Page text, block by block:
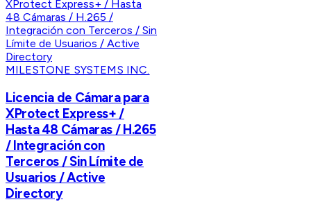
MILESTONE SYSTEMS INC.
Licencia de Cámara para
XProtect Express+ /
Hasta 48 Cámaras / H.265
/ Integración con
Terceros / Sin Límite de
Usuarios / Active
Directory